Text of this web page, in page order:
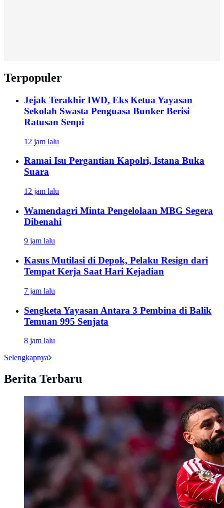
Terpopuler
Jejak Terakhir IWD, Eks Ketua Yayasan
Sekolah Swasta Penguasa Bunker Berisi
Ratusan Senpi
12 jam lalu
Ramai Isu Pergantian Kapolri, Istana Buka
Suara
12 jam lalu
Wamendagri Minta Pengelolaan MBG Segera
Dibenahi
9 jam lalu
Kasus Mutilasi di Depok, Pelaku Resign dari
Tempat Kerja Saat Hari Kejadian
7 jam lalu
Sengketa Yayasan Antara 3 Pembina di Balik
Temuan 995 Senjata
8 jam lalu
Selengkapnya
Berita Terbaru